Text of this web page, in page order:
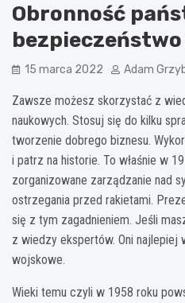
Obronność
15 marca 2022 Adam
Zawsze możesz skorzystać z
naukowych. Stosuj się do kilku
tworzenie dobrego biznesu.
i patrz na historie. To właśnie w
zorganizowane zarządzanie nad
ostrzegania przed rakietami.
się z tym zagadnieniem. Jeśli
z wiedzy ekspertów. Oni
wojskowe.
Wieki temu czyli w 1958 roku